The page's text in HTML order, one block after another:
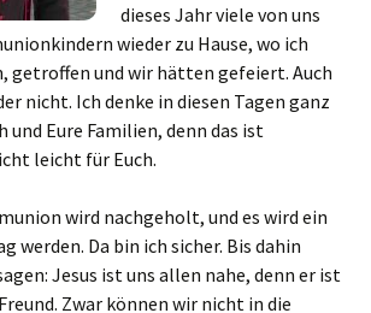
dieses Jahr viele von uns
wieder zu Hause, wo ich
getroffen und wir hätten gefeiert. Auch
nicht. Ich denke in diesen Tagen ganz
und Eure Familien, denn das ist
leicht für Euch.
wird nachgeholt, und es wird ein
werden. Da bin ich sicher. Bis dahin
Jesus ist uns allen nahe, denn er ist
Zwar können wir nicht in die